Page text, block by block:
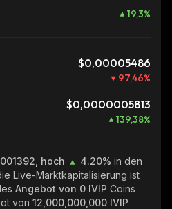
19,3%
$0,00005486
97,46%
$0,0000005813
139,38%
hoch 4.20% in den
Live-Marktkapitalisierung ist
Angebot von 0 IVIP Coins
von 12,000,000,000 IVIP